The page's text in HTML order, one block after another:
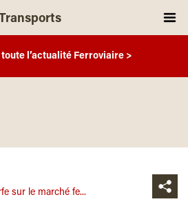
toute l’actualité Ferroviaire >
sur le marché fe...